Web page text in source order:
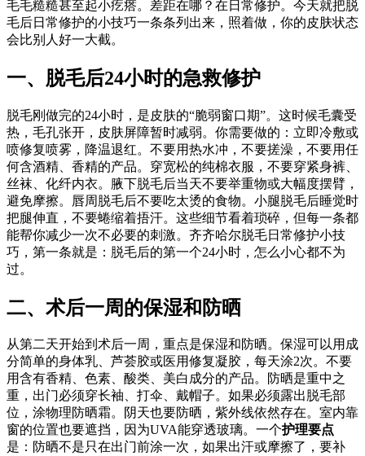
毛毛糙糙甚至起小疙瘩。差距在哪？在日常修护。今天就把脱
毛后日常修护的小技巧一条条列出来，照着做，你的皮肤状态
会比别人好一大截。
一、脱毛后24小时的急救修护
脱毛刚做完的24小时，是皮肤的“脆弱窗口期”。这时候毛囊受
热，毛孔张开，皮肤屏障暂时减弱。你需要做的：立即冷敷或
喷修复喷雾，降温退红。不要用热水冲，不要搓澡，不要用任
何含酒精、香精的产品。穿宽松的纯棉衣服，不要穿紧身裤、
丝袜、化纤内衣。腋下脱毛后当天不要举重物或大幅度摆臂，
避免摩擦。唇周脱毛后不要吃太烫的食物。小腿脱毛后睡觉时
把腿伸直，不要蜷缩着捂汗。这些细节看着琐碎，但每一条都
能帮你减少一次不必要的刺激。齐齐哈尔脱毛日常修护小技
巧，第一条就是：脱毛后的第一个24小时，怎么小心都不为
过。
二、术后一周的保湿和防晒
从第二天开始到术后一周，重点是保湿和防晒。保湿可以用成
分简单的身体乳、芦荟胶或医用修复凝胶，每天涂2次。不要
用含有香精、色素、酸类、美白成分的产品。防晒是重中之
重，出门必须穿长袖、打伞、戴帽子。如果必须露出脱毛部
位，涂物理防晒霜。阴天也要防晒，紫外线依然存在。室内靠
窗的位置也要遮挡，因为UVA能穿透玻璃。一个护理要点
是：防晒不是只在出门前涂一次，如果出汗或摩擦了，要补